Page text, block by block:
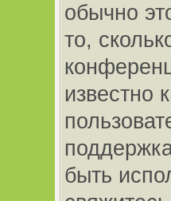
обычно
то,
известно
быть